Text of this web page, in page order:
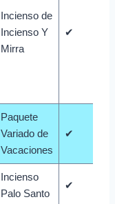
Incienso de
Incienso Y
Mirra
✔
Paquete
Variado de
Vacaciones
✔
Incienso
Palo Santo
✔